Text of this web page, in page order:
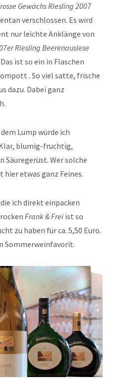
Gewächs Riesling 2007
verschlossen. Es wird
nur leichte Anklänge von
Riesling Beerenauslese
ist so ein in Flaschen
. So viel satte, frische
dazu. Dabei ganz
Lump würde ich
blumig-fruchtig,
Wer solche
etwas ganz Feines.
ich direkt einpacken
Frank & Frei ist so
zu haben für ca. 5,50 Euro.
Sommerweinfavorit.